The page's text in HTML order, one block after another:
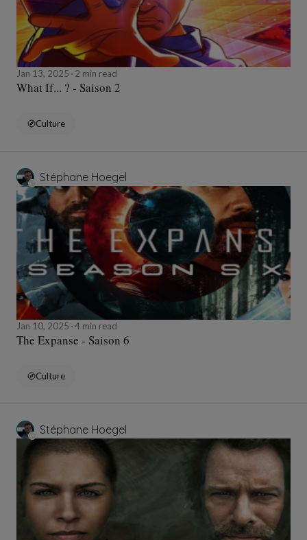
Jan 13, 2025 2 min read
What If... ? - Saison 2
Culture
Stéphane Hoegel
Jan 10, 2025 4 min read
The Expanse - Saison 6
Culture
Stéphane Hoegel